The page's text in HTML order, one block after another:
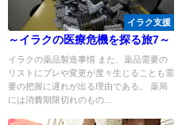
イラク支援
～イラクの医療危機を探る旅7～
イラクの薬品製造事情 また、薬品需要の
リストにブレや変更が度々生じることも需
要の把握に遅れが出る理由である。 薬局
には消費期限切れのもの...